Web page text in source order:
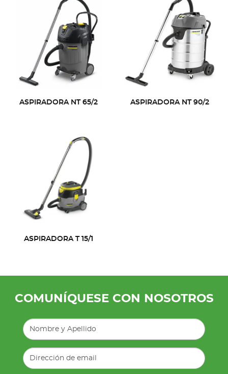
ASPIRADORA NT 65/2 ASPIRADORA NT 90/2
ASPIRADORA T 15/1
COMUNÍQUESE CON NOSOTROS